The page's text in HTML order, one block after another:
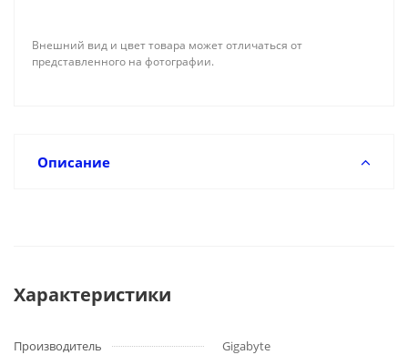
Внешний вид и цвет товара может отличаться от
представленного на фотографии.
Описание
Характеристики
Производитель
Gigabyte